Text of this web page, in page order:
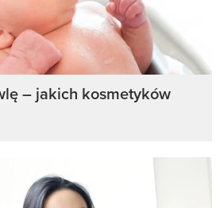
– jakich kosmetyków